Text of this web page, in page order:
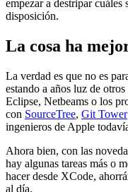
empezar a destripar cuáles
disposición.
La cosa ha
La verdad es que no es
estando a años luz de
Eclipse, Netbeams o los
con SourceTree, Git Tower
ingenieros de Apple
Ahora bien, con las
hay algunas tareas más o
hacer desde XCode,
al día.